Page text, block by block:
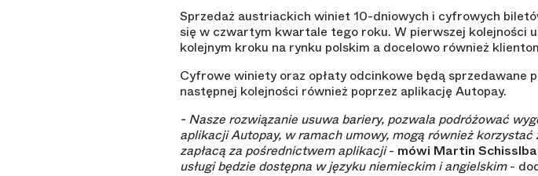
Sprzedaż austriackich winiet 10-dniowych i cyfrowych
się w czwartym kwartale tego roku. W pierwszej kolejności
kolejnym kroku na rynku polskim a docelowo również
Cyfrowe winiety oraz opłaty odcinkowe będą
następnej kolejności również poprzez aplikację Autopay.
- Nasze rozwiązanie usuwa bariery, pozwala podróżować
aplikacji Autopay, w ramach umowy, mogą również
zapłacą za pośrednictwem aplikacji- mówi Martin
usługi będzie dostępna w języku niemieckim i angielskim-